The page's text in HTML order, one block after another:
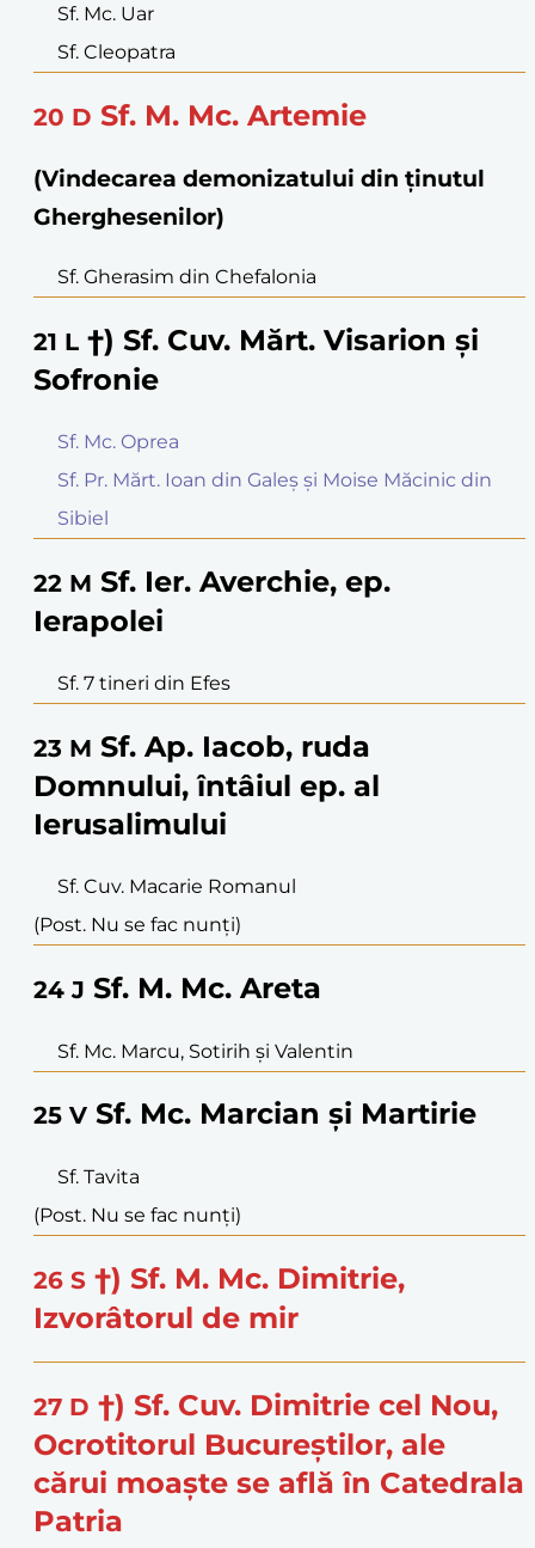
Sf. Mc. Uar
Sf. Cleopatra
20 D Sf. M. Mc. Artemie
(Vindecarea demonizatului din ținutul
Gherghesenilor)
Sf. Gherasim din Chefalonia
21 L †) Sf. Cuv. Mărt. Visarion și
Sofronie
Sf. Mc. Oprea
Sf. Pr. Mărt. Ioan din Galeș și Moise Măcinic din
Sibiel
22 M Sf. Ier. Averchie, ep.
Ierapolei
Sf. 7 tineri din Efes
23 M Sf. Ap. Iacob, ruda
Domnului, întâiul ep. al
Ierusalimului
Sf. Cuv. Macarie Romanul
(Post. Nu se fac nunți)
24 J Sf. M. Mc. Areta
Sf. Mc. Marcu, Sotirih și Valentin
25 V Sf. Mc. Marcian și Martirie
Sf. Tavita
(Post. Nu se fac nunți)
26 S †) Sf. M. Mc. Dimitrie,
Izvorâtorul de mir
27 D †) Sf. Cuv. Dimitrie cel Nou,
Ocrotitorul Bucureștilor, ale
cărui moaște se află în Catedrala
Patria